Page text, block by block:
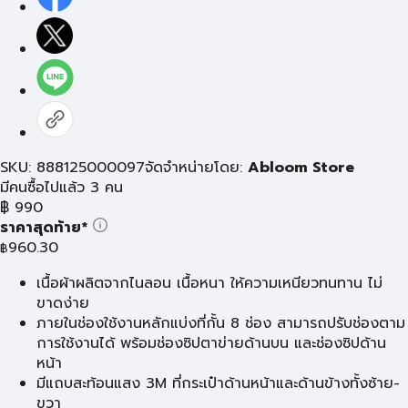
SKU: 888125000097จัดจำหน่ายโดย: Abloom Store
มีคนซื้อไปแล้ว 3 คน
฿ 990
ราคาสุดท้าย*
฿960.30
เนื้อผ้าผลิตจากไนลอน เนื้อหนา ให้ความเหนียวทนทาน ไม่
ขาดง่าย
ภายในช่องใช้งานหลักแบ่งที่กั้น 8 ช่อง สามารถปรับช่องตาม
การใช้งานได้ พร้อมช่องซิปตาข่ายด้านบน และช่องซิปด้าน
หน้า
มีแถบสะท้อนแสง 3M ที่กระเป๋าด้านหน้าและด้านข้างทั้งซ้าย-
ขวา